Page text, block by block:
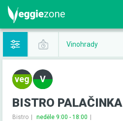
Vinohrady
BISTRO PALAČINKA
Bistro
neděle 9:00 - 18:00